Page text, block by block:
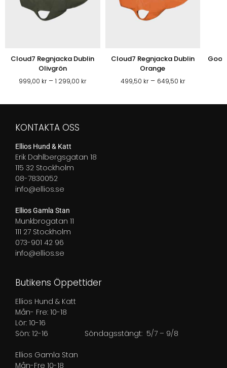
Cloud7 Regnjacka Dublin
Olivgrön
999,00 kr – 1 299,00 krPrisintervall:
Cloud7 Regnjacka Dublin
Orange
499,50 kr – 649,50 krPrisintervall:
KONTAKTA OSS
Ellios Hund & Katt
Erik Dahlbergsgatan 18
115 32 Stockholm
08-7830052
info@ellios.se
Ellios Gamla Stan
Munkbrogatan 11
111 27 Stockholm
073-901 42 96
info@ellios.se
Butikens Öppettider
Ellios Hund & Katt
Mån- Fre: 10-18
Lör: 10-16
Sön: 12-16 Söndagsstängt: 5/7 – 9/8
Ellios Gamla Stan
Mån-Fre 10-18